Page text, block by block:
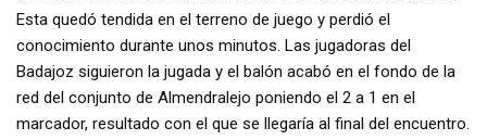
Esta quedó tendida en el terreno de juego y perdió el
conocimiento durante unos minutos. Las jugadoras del
Badajoz siguieron la jugada y el balón acabó en el fondo de la
red del conjunto de Almendralejo poniendo el 2 a 1 en el
marcador, resultado con el que se llegaría al final del encuentro.